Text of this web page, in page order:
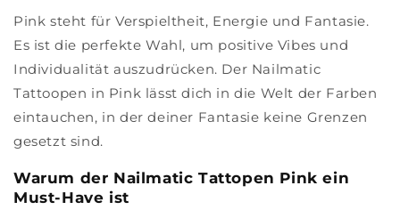
Pink steht für Verspieltheit, Energie und Fantasie.
Es ist die perfekte Wahl, um positive Vibes und
Individualität auszudrücken. Der Nailmatic
Tattoopen in Pink lässt dich in die Welt der Farben
eintauchen, in der deiner Fantasie keine Grenzen
gesetzt sind.
Warum der Nailmatic Tattopen Pink ein
Must-Have ist